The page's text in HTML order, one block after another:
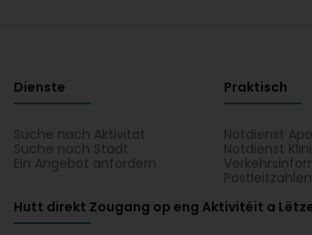
Dienste
Suche nach Aktivität
Suche nach Stadt
Ein Angebot anfordern
Praktisch
Notdienst
Notdienst
Postleitzahlen
Hutt direkt Zougang op eng Aktivitéit a